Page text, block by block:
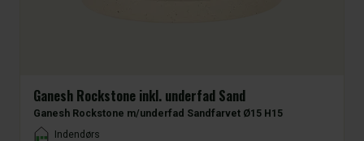
Ganesh Rockstone inkl. underfad Sand
Ganesh Rockstone m/underfad Sandfarvet Ø15 H15
Placement
Indendørs